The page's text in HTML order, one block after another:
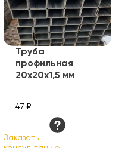
Труба
профильная
20х20х1,5 мм
47 ₽
Заказать